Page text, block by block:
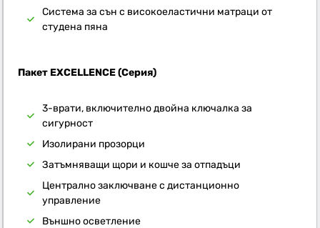
Система за сън с високоеластични матраци от
студена пяна
Пакет EXCELLENCE (Серия)
3-врати, включително двойна ключалка за
сигурност
Изолирани прозорци
Затъмняващи щори и кошче за отпадъци
Централно заключване с дистанционно
управление
Външно осветление